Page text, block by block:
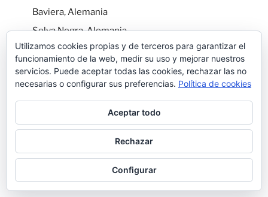
Baviera, Alemania
Selva Negra, Alemania
Bélgica
Budapest
Hungría
Naxos y Paros: Islas Griegas
Oslo
Suiza
Utilizamos cookies propias y de terceros para garantizar el
funcionamiento de la web, medir su uso y mejorar nuestros
servicios. Puede aceptar todas las cookies, rechazar las no
necesarias o configurar sus preferencias. Política de cookies
Aceptar todo
Rechazar
Configurar